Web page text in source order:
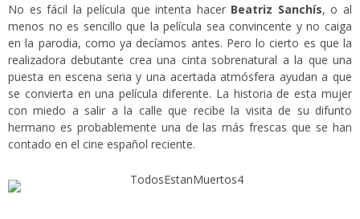
No es fácil la película que intenta hacer Beatriz Sanchís, o al
menos no es sencillo que la película sea convincente y no caiga
en la parodia, como ya decíamos antes. Pero lo cierto es que la
realizadora debutante crea una cinta sobrenatural a la que una
puesta en escena seria y una acertada atmósfera ayudan a que
se convierta en una película diferente. La historia de esta mujer
con miedo a salir a la calle que recibe la visita de su difunto
hermano es probablemente una de las más frescas que se han
contado en el cine español reciente.